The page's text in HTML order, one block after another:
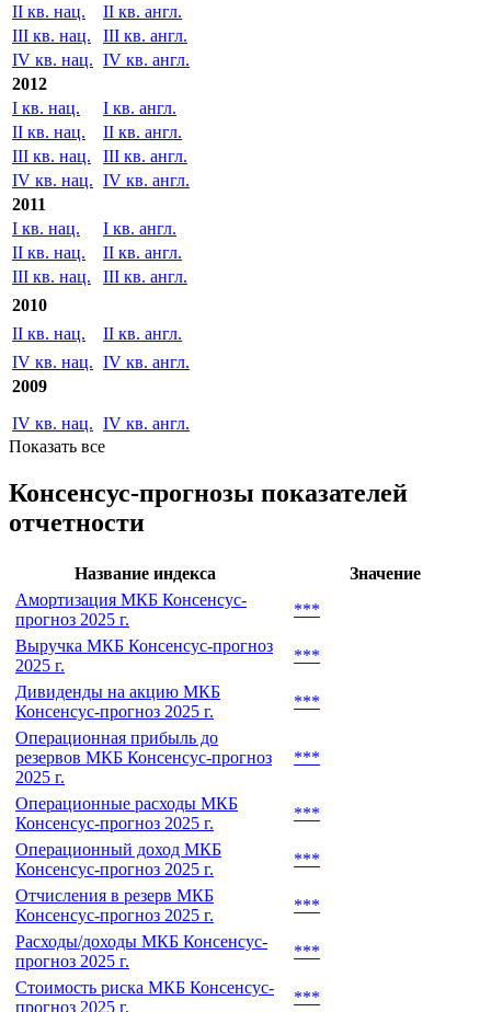
II кв. нац.
II кв. англ.
III кв. нац.
III кв. англ.
IV кв. нац. IV кв. англ.
2012
I кв. нац.
I кв. англ.
II кв. нац.
II кв. англ.
III кв. нац.
III кв. англ.
IV кв. нац. IV кв. англ.
2011
I кв. нац.
I кв. англ.
II кв. нац.
II кв. англ.
III кв. нац.
III кв. англ.
2010
II кв. нац.
II кв. англ.
IV кв. нац. IV кв. англ.
2009
IV кв. нац. IV кв. англ.
Показать все
Консенсус-прогнозы показателей
отчетности
Название индекса
Значение
Амортизация МКБ Консенсус-
прогноз 2025 г.
***
Выручка МКБ Консенсус-прогноз
2025 г.
***
Дивиденды на акцию МКБ
Консенсус-прогноз 2025 г.
***
Операционная прибыль до
резервов МКБ Консенсус-прогноз
2025 г.
***
Операционные расходы МКБ
Консенсус-прогноз 2025 г.
***
Операционный доход МКБ
Консенсус-прогноз 2025 г.
***
Отчисления в резерв МКБ
Консенсус-прогноз 2025 г.
***
Расходы/доходы МКБ Консенсус-
прогноз 2025 г.
***
Стоимость риска МКБ Консенсус-
прогноз 2025 г.
***